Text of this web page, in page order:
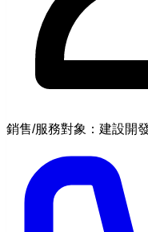
銷售/服務對象：建設開